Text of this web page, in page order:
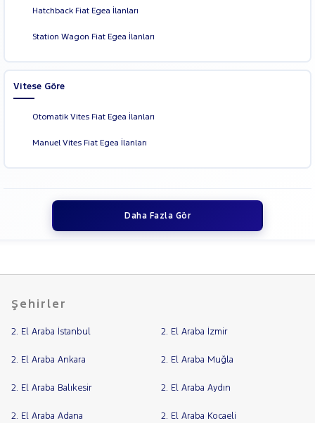
Hatchback Fiat Egea İlanları
Station Wagon Fiat Egea İlanları
Vitese Göre
Otomatik Vites Fiat Egea İlanları
Manuel Vites Fiat Egea İlanları
Daha Fazla Gör
Şehirler
2. El Araba İstanbul 2. El Araba İzmir
2. El Araba Ankara 2. El Araba Muğla
2. El Araba Balıkesir 2. El Araba Aydın
2. El Araba Adana 2. El Araba Kocaeli